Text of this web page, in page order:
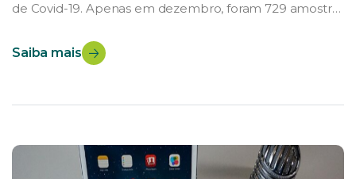
de Covid-19. Apenas em dezembro, foram 729 amostras
Saúde e ao Laboratório Central de Saúde Pública
(Lacen-SC) para os diagnósticos da região oeste e
Saiba mais